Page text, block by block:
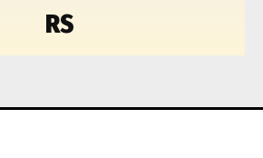
RS